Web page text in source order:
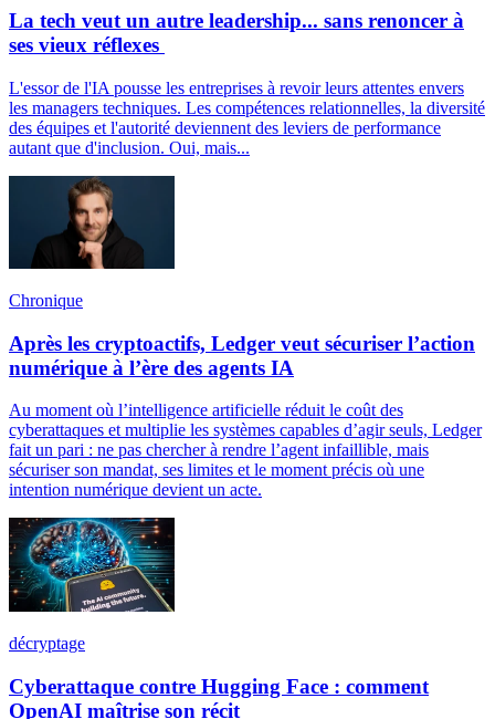
La tech veut un autre leadership... sans renoncer à
ses vieux réflexes
L'essor de l'IA pousse les entreprises à revoir leurs attentes envers
les managers techniques. Les compétences relationnelles, la diversité
des équipes et l'autorité deviennent des leviers de performance
autant que d'inclusion. Oui, mais...
Chronique
Après les cryptoactifs, Ledger veut sécuriser l’action
numérique à l’ère des agents IA
Au moment où l’intelligence artificielle réduit le coût des
cyberattaques et multiplie les systèmes capables d’agir seuls, Ledger
fait un pari : ne pas chercher à rendre l’agent infaillible, mais
sécuriser son mandat, ses limites et le moment précis où une
intention numérique devient un acte.
décryptage
Cyberattaque contre Hugging Face : comment
OpenAI maîtrise son récit